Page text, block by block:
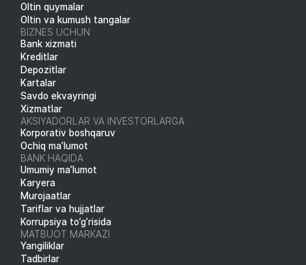
Oltin quymalar
Oltin va kumush tangalar
BIZNES UCHUN
Bank xizmati
Kreditlar
Depozitlar
Kartalar
Savdo ekvayringi
Xizmatlar
AKSIYADORLAR VA INVESTORLARGA
Korporativ boshqaruv
Ochiq ma’lumot
BANK HAQIDA
Umumiy ma’lumot
Karyera
Murojaatlar
Tariflar va hujjatlar
Korrupsiya to’g’risida
MATBUOT MARKAZI
Yangiliklar
Tadbirlar